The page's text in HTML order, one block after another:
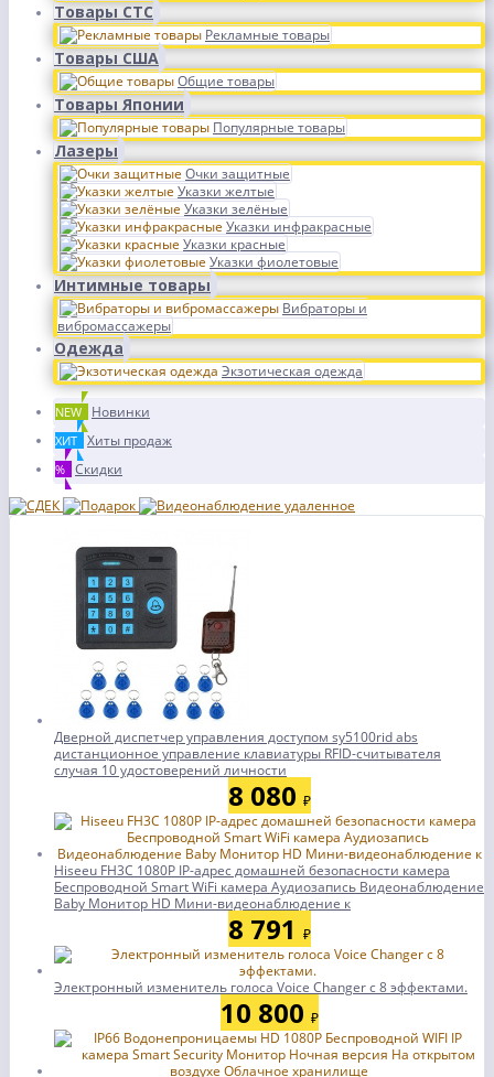
Товары СТС
Рекламные товары
Товары США
Общие товары
Товары Японии
Популярные товары
Лазеры
Очки защитные
Указки желтые
Указки зелёные
Указки инфракрасные
Указки красные
Указки фиолетовые
Интимные товары
Вибраторы и
вибромассажеры
Одежда
Экзотическая одежда
NEW Новинки
ХИТ Хиты продаж
% Скидки
Дверной диспетчер управления доступом sy5100rid abs
дистанционное управление клавиатуры RFID-считывателя
случая 10 удостоверений личности
8 080 ₽
Hiseeu FH3C 1080P IP-адрес домашней безопасности камера
Беспроводной Smart WiFi камера Аудиозапись Видеонаблюдение
Baby Монитор HD Мини-видеонаблюдение к
8 791 ₽
Электронный изменитель голоса Voice Changer с 8 эффектами.
10 800 ₽